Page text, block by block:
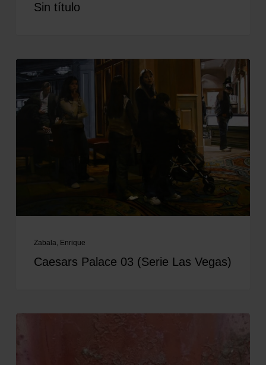
Sin título
Zabala, Enrique
Caesars Palace 03 (Serie Las Vegas)